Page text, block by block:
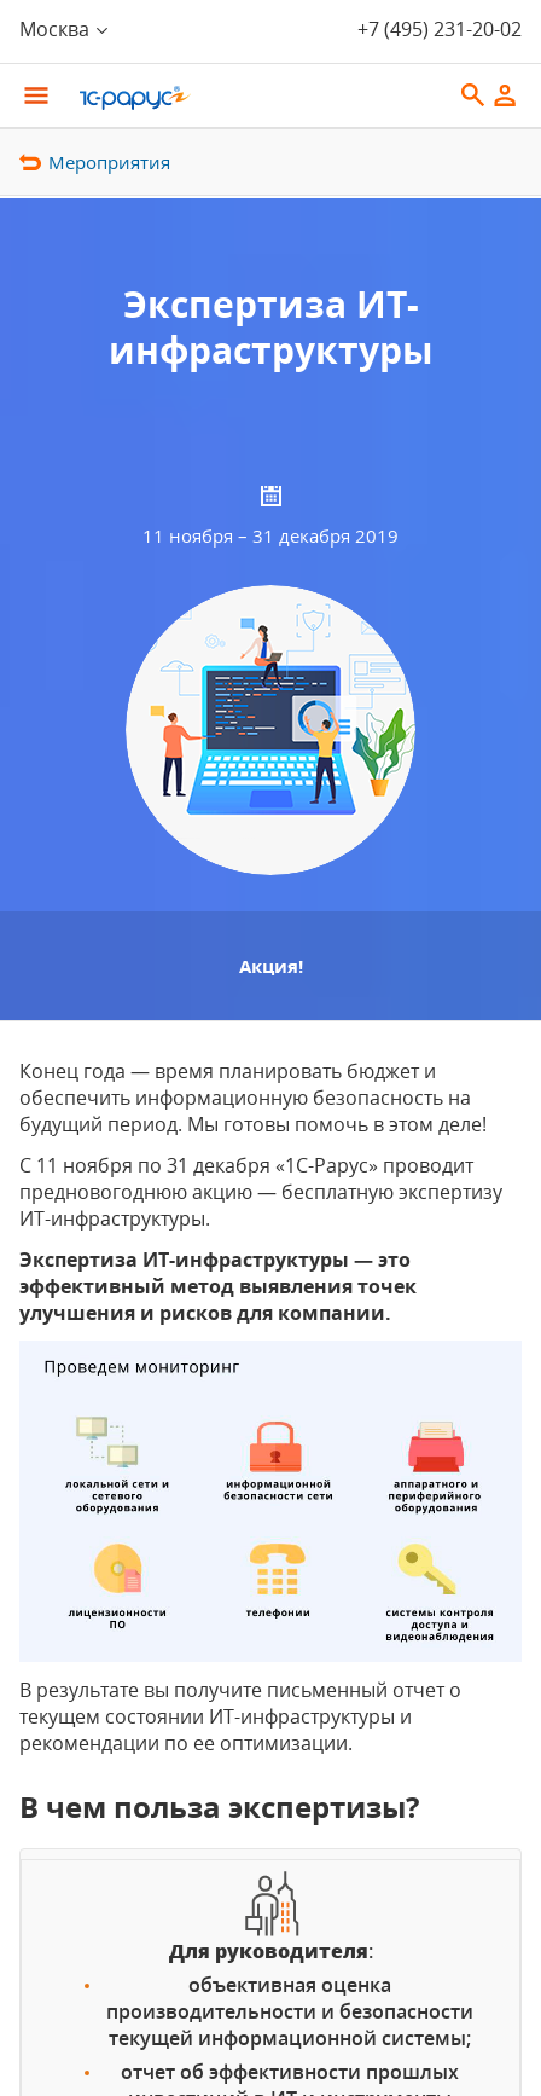
Москва +7 (495) 231-20-02
Мероприятия
Экспертиза ИТ-
инфраструктуры
11 ноября – 31 декабря 2019
Акция!
Конец года — время планировать бюджет и
обеспечить информационную безопасность на
будущий период. Мы готовы помочь в этом деле!
С 11 ноября по 31 декабря «1С-Рарус» проводит
предновогоднюю акцию — бесплатную экспертизу
ИТ-инфраструктуры.
Экспертиза ИТ-инфраструктуры — это
эффективный метод выявления точек
улучшения и рисков для компании.
В результате вы получите письменный отчет о
текущем состоянии ИТ-инфраструктуры и
рекомендации по ее оптимизации.
В чем польза экспертизы?
Для руководителя:
объективная оценка
производительности и безопасности
текущей информационной системы;
отчет об эффективности прошлых